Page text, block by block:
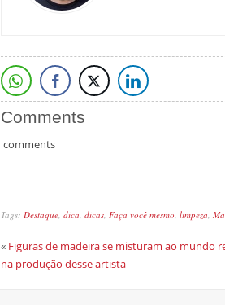
Comments
comments
Tags: Destaque, dica, dicas, Faça você mesmo, limpeza,
« Figuras de madeira se misturam ao mundo
na produção desse artista